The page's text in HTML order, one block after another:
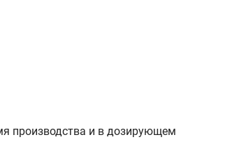
производства и в дозирующем